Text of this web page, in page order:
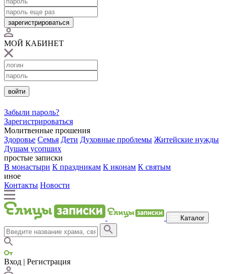
зарегистрироваться
МОЙ КАБИНЕТ
войти
Забыли пароль?
Зарегистрироваться
Молитвенные прошения
Здоровье Семья Дети Духовные проблемы Житейские нужды
Душам усопших
простые записки
В монастыри К праздникам К иконам К святым
иное
Контакты Новости
Каталог
Вход | Регистрация